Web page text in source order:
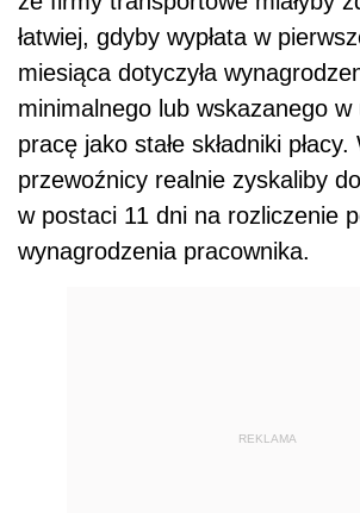
łatwiej, gdyby wypłata w
miesiąca dotyczyła
minimalnego lub wskazanego w
pracę jako stałe składniki
przewoźnicy realnie zyskaliby
w postaci 11 dni na rozliczenie
wynagrodzenia pracownika.
REKLAMA